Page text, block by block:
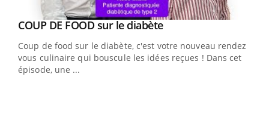
Youtube
COUP DE FOOD sur le diabèteYoutube
Coup de food sur le diabète, c'est votre nouveau rendez-
vous culinaire qui bouscule les idées reçues ! Dans cet
épisode, une ...